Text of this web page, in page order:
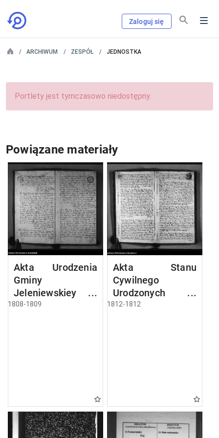
Zaloguj się
ARCHIWUM ZESPÓŁ JEDNOSTKA
Portlety jest tymczasowo niedostępny.
Powiązane materiały
Akta Urodzenia
Gminy
Jeleniewskiey
Roku 1808
1808-1809
Akta Stanu
Cywilnego
Urodzonych w
Gminie Jeleniewo
1812-1812